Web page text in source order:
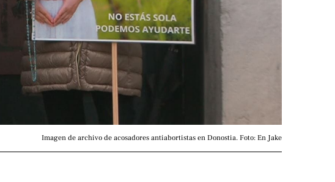
Imagen de archivo de acosadores antiabortistas en Donostia. Foto: En Jake